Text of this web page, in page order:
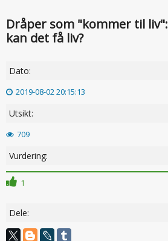
Dråper som "kommer til
kan det få liv?
Dato:
2019-08-02 20:15:13
Utsikt:
709
Vurdering:
1
Dele: